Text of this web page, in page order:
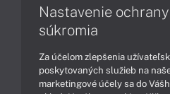
Články
Obchodné informácie
Technológie
Nastavenie ochrany
súkromia
Za účelom zlepšenia
poskytovaných služieb na
marketingové účely sa do